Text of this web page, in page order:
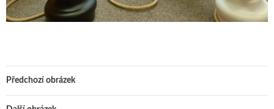
Předchozí obrázek